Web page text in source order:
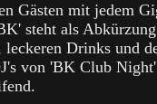
Gästen mit jedem
steht als
leckeren Drinks und
von 'BK Club